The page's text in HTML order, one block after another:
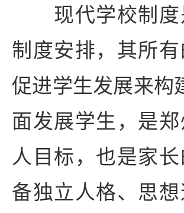
现代学校制度
制度安排，其所
促进学生发展来构
面发展学生，是
人目标，也是家
备独立人格、思